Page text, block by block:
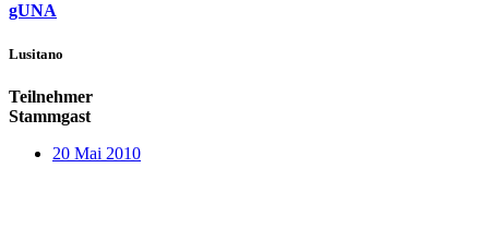
gUNA
Lusitano
Teilnehmer
Stammgast
20 Mai 2010